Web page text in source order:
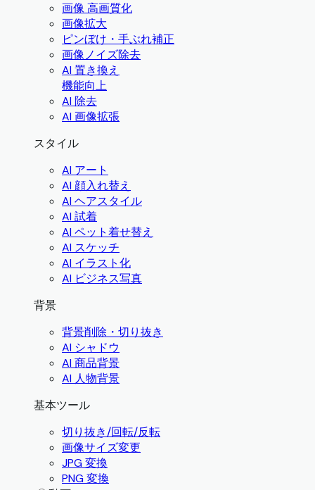
画像 高画質化
画像拡大
ピンぼけ・手ぶれ補正
画像ノイズ除去
AI 置き換え
機能向上
AI 除去
AI 画像拡張
スタイル
AI アート
AI 顔入れ替え
AI ヘアスタイル
AI 試着
AI ペット着せ替え
AI スケッチ
AI イラスト化
AI ビジネス写真
背景
背景削除・切り抜き
AI シャドウ
AI 商品背景
AI 人物背景
基本ツール
切り抜き/回転/反転
画像サイズ変更
JPG 変換
PNG 変換